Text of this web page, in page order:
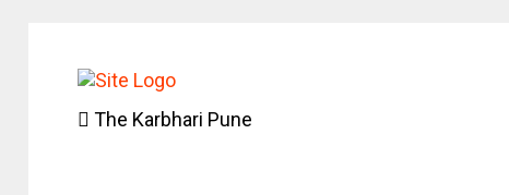
The Karbhari Pune